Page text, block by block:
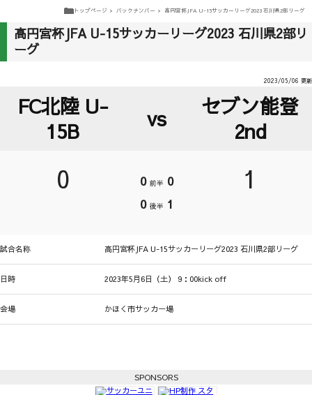
トップページ バックナンバー 高円宮杯JFA U-15サッカーリーグ2023 石川県2部リーグ
高円宮杯JFA U-15サッカーリーグ2023 石川県2部リ
ーグ
2023/05/06 更新
FC北陸 U-
15B
vs
セブン能登
2nd
0 0 前半 0
0 後半 1
1
試合名称 高円宮杯JFA U-15サッカーリーグ2023 石川県2部リーグ
日時 2023年5月6日（土） 9：00kick off
会場 かほく市サッカー場
SPONSORS